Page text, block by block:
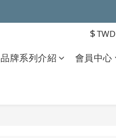
$TWD
品牌系列介紹
會員中心